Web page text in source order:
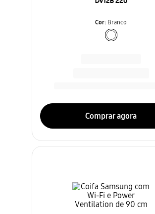
Cor: Branco
Comprar agora